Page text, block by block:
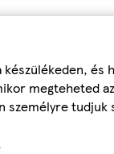
és
megteheted az
tudjuk